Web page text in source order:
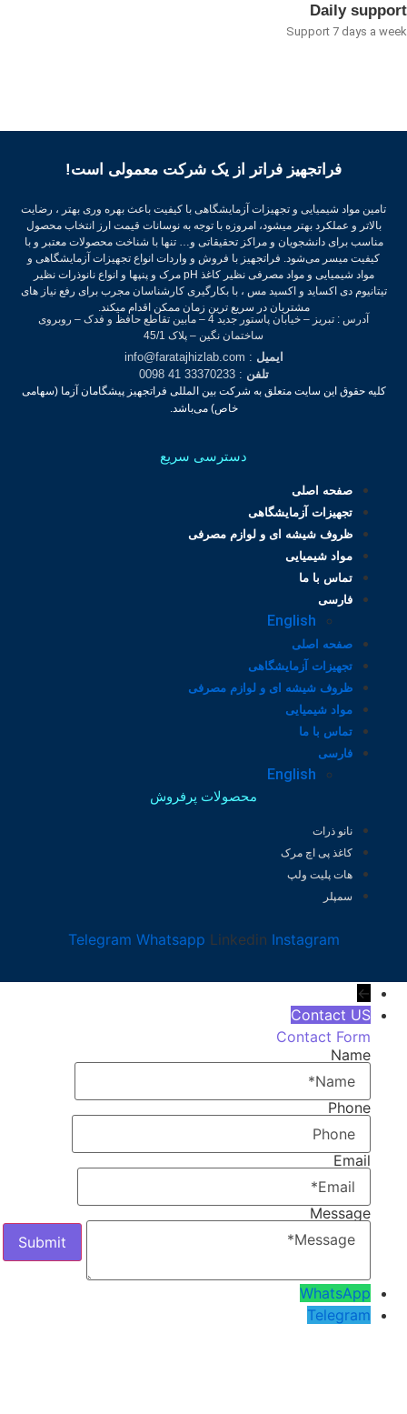
Daily
Support 7 days a
فراتجهیز فراتر از یک شرکت معمولی است!
تامین مواد شیمیایی و تجهیزات آزمایشگاهی با کیفیت باعث بهره وری بهتر ، رضایت
بالاتر و عملکرد بهتر میشود، امروزه با توجه به نوسانات قیمت ارز انتخاب محصول
مناسب برای دانشجویان و مراکز تحقیقاتی و… تنها با شناخت محصولات معتبر و با
کیفیت میسر می‌شود.فراتجهیز با فروش و واردات انواع تجهیزات آزمایشگاهی و
مواد شیمیایی و مواد مصرفی نظیر کاغذ pH مرک و پنپها و انواع نانوذرات نظیر
تیتانیوم دی اکساید و اکسید مس ، با بکارگیری کارشناسان مجرب برای رفع نیاز های
مشتریان در سریع ترین زمان ممکن اقدام میکند.
آدرس : تبریز – خیابان پاستور جدید 4 – مابین تقاطع حافظ و فدک – روبروی
ساختمان نگین – پلاک 45/1
ایمیل: info@faratajhizlab.com
تلفن: 33370233 41 0098
کلیه حقوق این سایت متعلق به شرکت بین المللی فراتجهیز پیشگامان آزما (سهامی
خاص) می‌باشد.
دسترسی سریع
صفحه اصلی
تجهیزات آزمایشگاهی
ظروف شیشه ای و لوازم مصرفی
مواد شیمیایی
تماس با ما
فارسی
English
صفحه اصلی
تجهیزات آزمایشگاهی
ظروف شیشه ای و لوازم مصرفی
مواد شیمیایی
تماس با ما
فارسی
English
محصولات پرفروش
نانو ذرات
کاغذ پی اچ مرک
هات پلیت ولپ
سمپلر
Telegram Whatsapp Linkedin Instagram
←
Contact US
Contact Form
Name
Phone
Email
Message
WhatsApp
Telegram